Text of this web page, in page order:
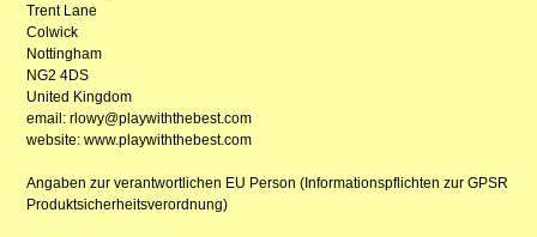
Trent Lane
Colwick
Nottingham
NG2 4DS
United Kingdom
email: rlowy@playwiththebest.com
website: www.playwiththebest.com
Angaben zur verantwortlichen EU Person (Informationspflichten zur GPSR
Produktsicherheitsverordnung)